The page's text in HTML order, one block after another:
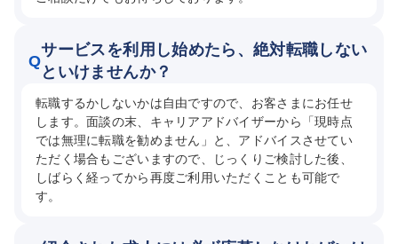
Q
サービスを利用し始めたら、絶対転職しない
といけませんか？
転職するかしないかは自由ですので、お客さまにお任せ
します。面談の末、キャリアアドバイザーから「現時点
では無理に転職を勧めません」と、アドバイスさせてい
ただく場合もございますので、じっくりご検討した後、
しばらく経ってから再度ご利用いただくことも可能で
す。